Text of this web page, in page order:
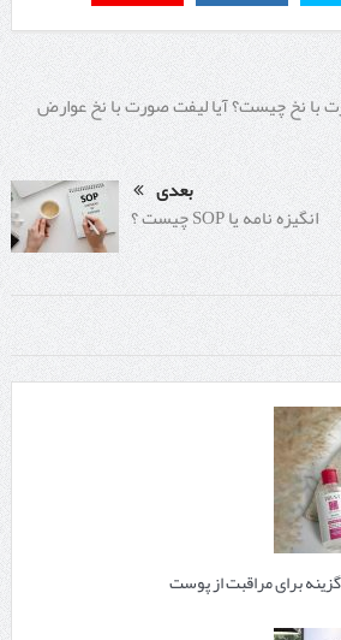
با نخ چیست؟ آیا لیفت صورت با نخ عوارض
بعدی
انگیزه نامه یا SOP چیست ؟
برای مراقبت از پوست